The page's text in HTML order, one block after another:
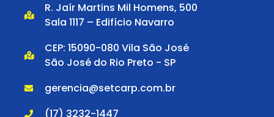
R. Jaír Martins Mil Homens, 500
Sala 1117 – Edifício Navarro
CEP: 15090-080 Vila São José
São José do Rio Preto - SP
gerencia@setcarp.com.br
(17) 3232-1447